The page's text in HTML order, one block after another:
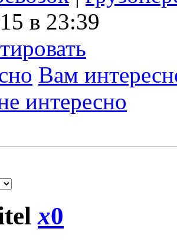
в 23:39
Вам
интересно
x0